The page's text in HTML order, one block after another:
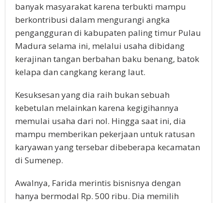
banyak masyarakat karena terbukti mampu
berkontribusi dalam mengurangi angka
pengangguran di kabupaten paling timur Pulau
Madura selama ini, melalui usaha dibidang
kerajinan tangan berbahan baku benang, batok
kelapa dan cangkang kerang laut.
Kesuksesan yang dia raih bukan sebuah
kebetulan melainkan karena kegigihannya
memulai usaha dari nol. Hingga saat ini, dia
mampu memberikan pekerjaan untuk ratusan
karyawan yang tersebar dibeberapa kecamatan
di Sumenep.
Awalnya, Farida merintis bisnisnya dengan
hanya bermodal Rp. 500 ribu. Dia memilih